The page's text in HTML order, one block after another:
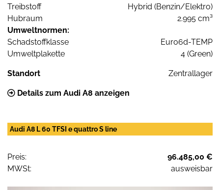
Treibstoff
Hybrid (Benzin/Elektro)
Hubraum
2.995 cm³
Umweltnormen:
Schadstoffklasse
Euro6d-TEMP
Umweltplakette
4 (Green)
Standort Zentrallager
Details zum Audi A8 anzeigen
Audi A8 L 60 TFSI e quattro S line
Preis:
96.485,00 €
MWSt:
ausweisbar